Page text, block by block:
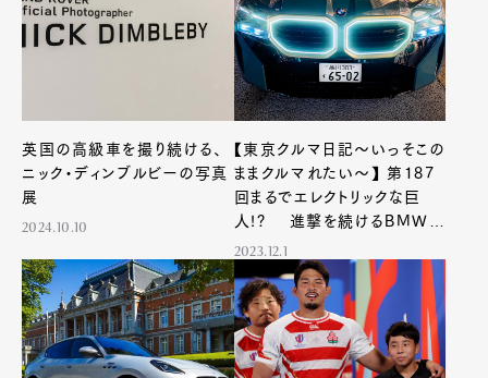
英国の高級車を撮り続ける、
ニック・ディンブルビーの写真
展
2024.10.10
【東京クルマ日記〜いっそこの
ままクルマれたい〜】 第187
回まるでエレクトリックな巨
人!? 進撃を続けるBMWの
スーパーハイブリッドSUVに
乗った
2023.12.1